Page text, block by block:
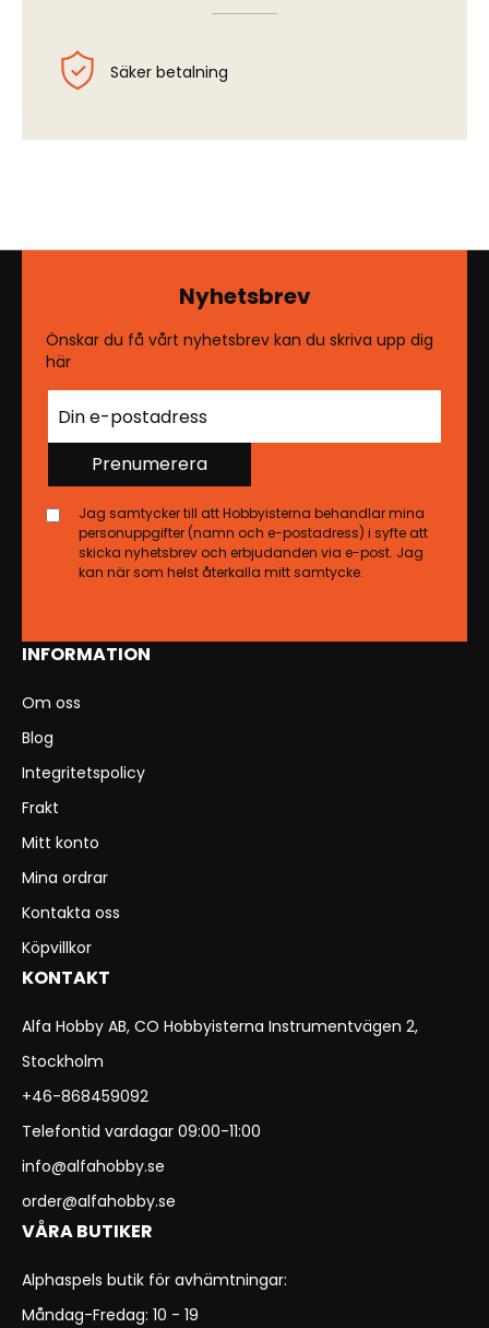
Säker betalning
INFORMATION
Om oss
Blog
Integritetspolicy
Frakt
Mitt konto
Mina ordrar
Kontakta oss
Köpvillkor
KONTAKT
Alfa Hobby AB, CO Hobbyisterna Instrumentvägen 2,
Stockholm
+46-868459092
Telefontid vardagar 09:00-11:00
info@alfahobby.se
order@alfahobby.se
VÅRA BUTIKER
Alphaspels butik för avhämtningar:
Måndag-Fredag: 10 - 19
Nyhetsbrev
Önskar du få vårt nyhetsbrev kan du skriva upp dig
här
Prenumerera
Jag samtycker till att Hobbyisterna behandlar mina
personuppgifter (namn och e-postadress) i syfte att
skicka nyhetsbrev och erbjudanden via e-post. Jag
kan när som helst återkalla mitt samtycke.